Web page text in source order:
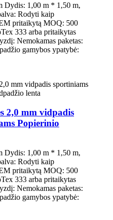
Dydis: 1,00 m * 1,50 m,
Rodyti kaip
pritaikytą MOQ: 500
333 arba pritaikytas
Nemokamas paketas:
gamybos ypatybė:
2,0 mm vidpadis
Popierinio
Dydis: 1,00 m * 1,50 m,
Rodyti kaip
pritaikytą MOQ: 500
333 arba pritaikytas
Nemokamas paketas:
gamybos ypatybė: